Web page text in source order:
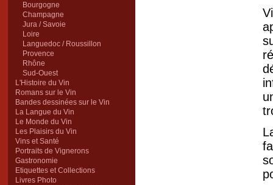
Bourgogne
Champagne
Jura / Savoie
Loire
Languedoc / Roussillon
Provence
Rhône
Sud-Ouest
L'Histoire du Vin
Romans sur le Vin
Bandes dessinées sur le Vin
La Langue du Vin
Le Monde du Vin
Les Plaisirs du Vin
Vins et Santé
Portraits de Vignerons
Gastronomie
Etiquettes et Collections
Livres Photo